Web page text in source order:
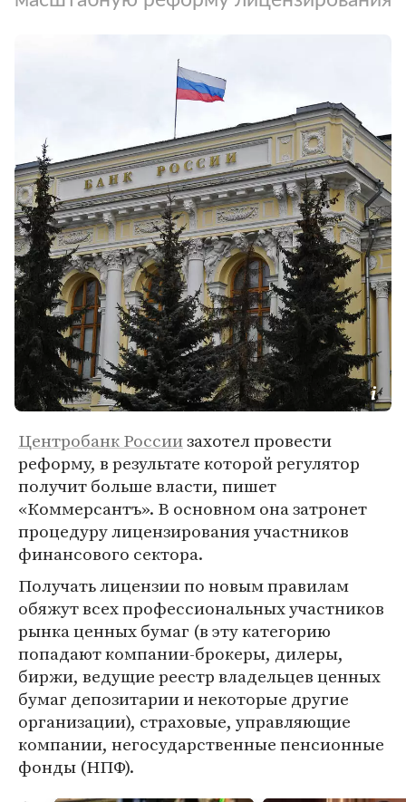
Центробанк Россиизахотел провести
реформу, в результате которой регулятор
получит больше власти, пишет
«Коммерсантъ». В основном она затронет
процедуру лицензирования участников
финансового сектора.
Получать лицензии по новым правилам
обяжут всех профессиональных участников
рынка ценных бумаг (в эту категорию
попадают компании-брокеры, дилеры,
биржи, ведущие реестр владельцев ценных
бумаг депозитарии и некоторые другие
организации), страховые, управляющие
компании, негосударственные пенсионные
фонды (НПФ).